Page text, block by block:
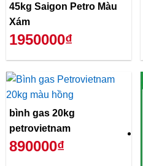
45kg Saigon Petro Màu
Xám
1950000₫
bình gas 20kg
petrovietnam
890000₫